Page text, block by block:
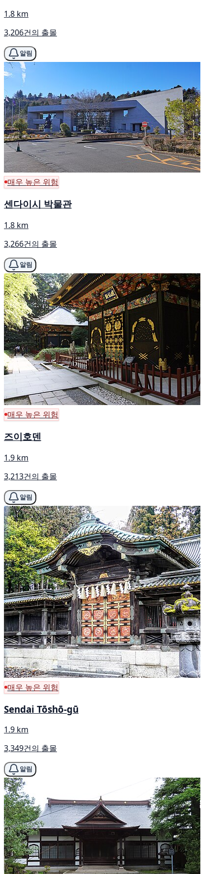
1.8 km
3,206건의 출몰
알림
매우 높은 위험
센다이시 박물관
1.8 km
3,266건의 출몰
알림
매우 높은 위험
즈이호덴
1.9 km
3,213건의 출몰
알림
매우 높은 위험
Sendai Tōshō-gū
1.9 km
3,349건의 출몰
알림